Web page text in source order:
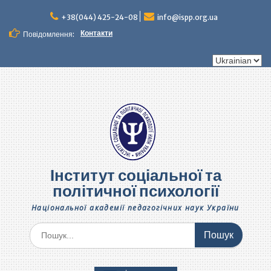
вмісту
+38(044) 425-24-08
info@ispp.org.ua
Повідомлення:
Контакти
Вибрати
Інститут соціальної та
політичної психології
Національної академії педагогічних наук України
Шукати: